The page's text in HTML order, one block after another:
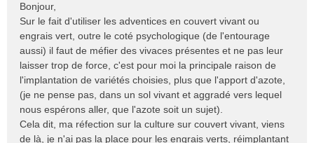
s
s
a
g
e
n
l
u
Bonjour,
Sur le fait d'utiliser les adventices en couvert vivant ou
engrais vert, outre le coté psychologique (de l'entourage
aussi) il faut de méfier des vivaces présentes et ne pas leur
laisser trop de force, c'est pour moi la principale raison de
l'implantation de variétés choisies, plus que l'apport d'azote,
(je ne pense pas, dans un sol vivant et aggradé vers lequel
nous espérons aller, que l'azote soit un sujet).
Cela dit, ma réfection sur la culture sur couvert vivant, viens
de là, je n'ai pas la place pour les engrais verts, réimplantant